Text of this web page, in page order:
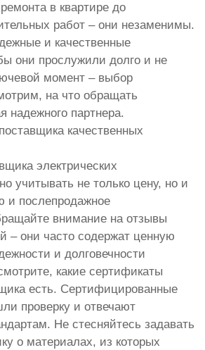
в квартире до
работ – они незаменимы.
и качественные
они прослужили долго и не
момент – выбор
на что обращать
надежного партнера.
качественных
электрических
учитывать не только цену, но и
и послепродажное
внимание на отзывы
– они часто содержат ценную
и долговечности
какие сертификаты
есть. Сертифицированные
проверку и отвечают
Не стесняйтесь задавать
о материалах, из которых